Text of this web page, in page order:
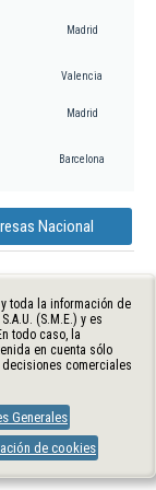
Madrid
Valencia
Madrid
Barcelona
Nacional
toda la información de
(S.M.E.) y es
todo caso, la
en cuenta sólo
comerciales
Generales
de cookies